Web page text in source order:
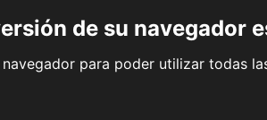
de su navegador
para poder utilizar todas